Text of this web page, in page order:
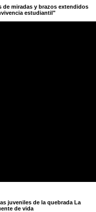
de miradas y brazos extendidos
estudiantil"
juveniles de la quebrada La
de vida